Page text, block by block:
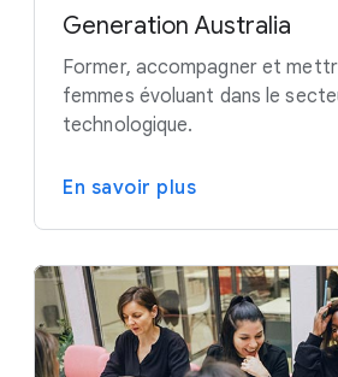
Generation Australia
Former, accompagner et
femmes évoluant dans le
technologique.
En savoir plus